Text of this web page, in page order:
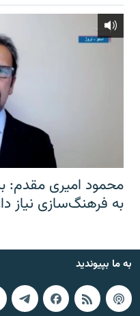
محمود امیری مقدم:
به فرهنگ‌سازی نیاز
به ما بپیوندید